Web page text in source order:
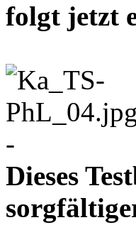
folgt jetzt
-
Dieses